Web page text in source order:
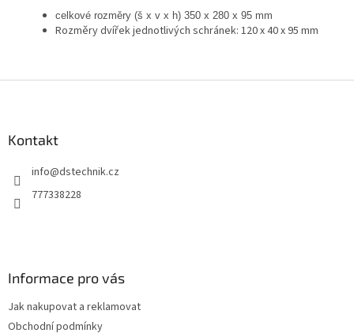
celkové rozměry (š x v x h) 350 x 280 x 95 mm
Rozměry dvířek jednotlivých schránek: 120 x 40 x 95 mm
Kontakt
info@dstechnik.cz
777338228
Informace pro vás
Jak nakupovat a reklamovat
Obchodní podmínky